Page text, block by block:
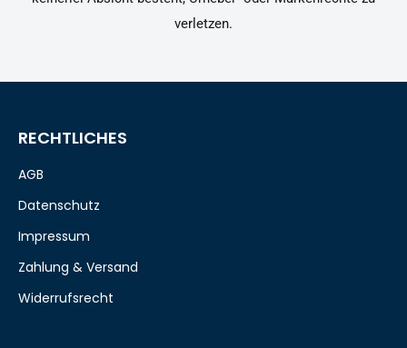
verletzen.
RECHTLICHES
AGB
Datenschutz
Impressum
Zahlung & Versand
Widerrufsrecht